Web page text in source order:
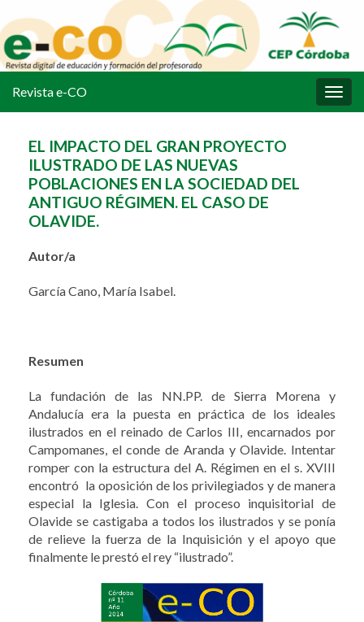
la
Revista e-CO
EL IMPACTO DEL GRAN PROYECTO
ILUSTRADO DE LAS NUEVAS
POBLACIONES EN LA SOCIEDAD DEL
ANTIGUO RÉGIMEN. EL CASO DE
OLAVIDE.
Autor/a
García Cano, María Isabel.
Resumen
La fundación de las NN.PP. de Sierra Morena y
Andalucía era la puesta en práctica de los ideales
ilustrados en el reinado de Carlos III, encarnados por
Campomanes, el conde de Aranda y Olavide. Intentar
romper con la estructura del A. Régimen en el s. XVIII
encontró la oposición de los privilegiados y de manera
especial la Iglesia. Con el proceso inquisitorial de
Olavide se castigaba a todos los ilustrados y se ponía
de relieve la fuerza de la Inquisición y el apoyo que
finalmente le prestó el rey “ilustrado”.